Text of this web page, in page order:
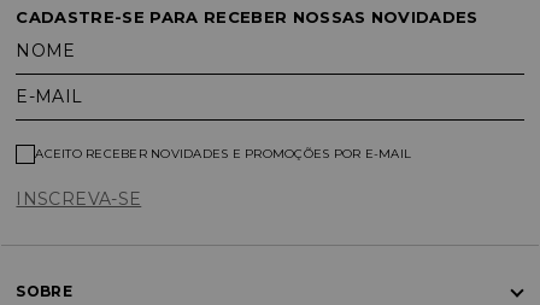
CADASTRE-SE PARA RECEBER NOSSAS NOVIDADES
NOME
E-MAIL
INSCREVA-SE
ACEITO RECEBER NOVIDADES E PROMOÇÕES POR E-MAIL
SOBRE